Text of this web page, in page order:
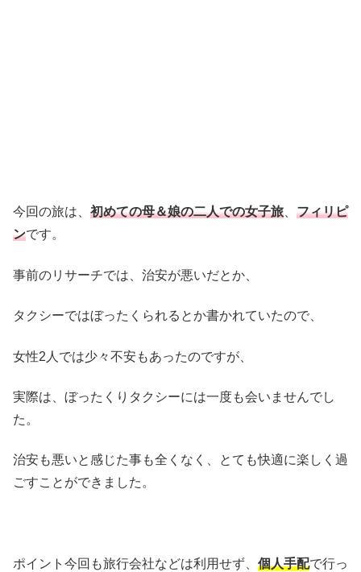
今回の旅は、 初めての母＆娘の二人での女子旅、 フィリピ
ンです。
事前のリサーチでは、治安が悪いだとか、
タクシーではぼったくられるとか書かれていたので、
女性2人では少々不安もあったのですが、
実際は、ぼったくりタクシーには一度も会いませんでし
た。
治安も悪いと感じた事も全くなく、とても快適に楽しく過
ごすことができました。
ポイント 今回も旅行会社などは利用せず、 個人手配で行っ